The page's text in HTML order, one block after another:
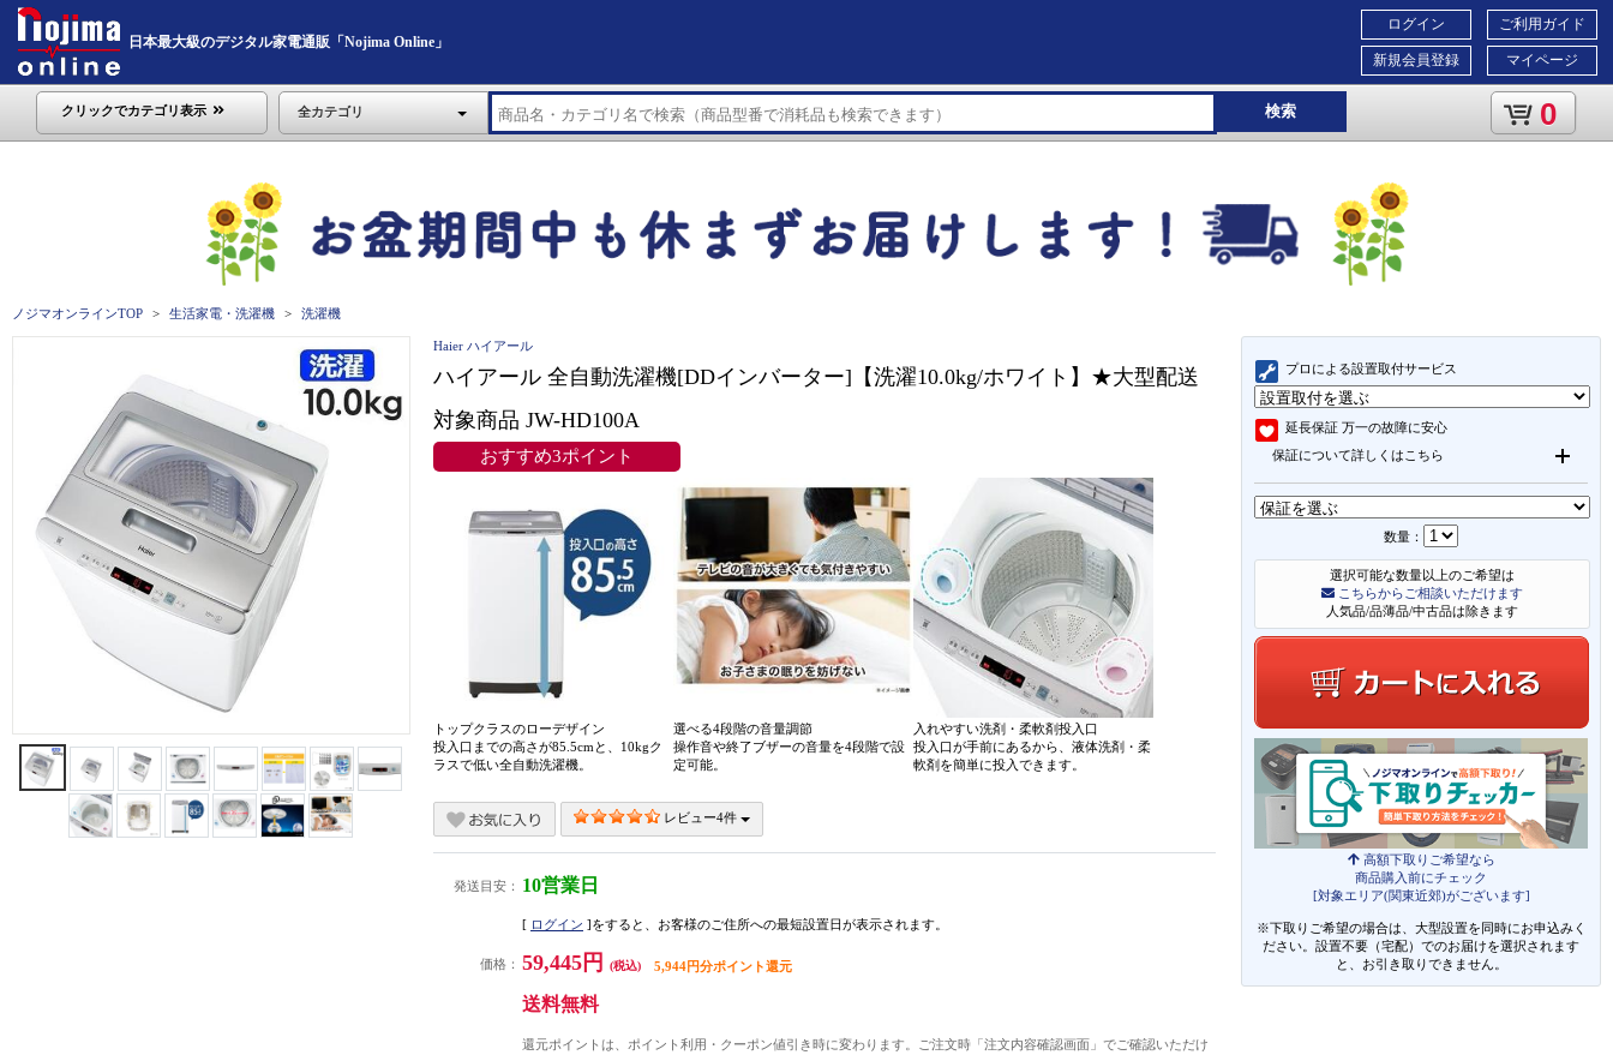
日本最大級のデジタル家電通販「Nojima Online」
ご利用ガイド
マイページ
ログイン
新規会員登録
クリックでカテゴリ表示 全カテゴリ 検索 0
ノジマオンラインTOP 生活家電・洗濯機 洗濯機
プロによる設置取付サービス
延長保証 万一の故障に安心
保証について詳しくはこちら
数量：
選択可能な数量以上のご希望は
こちらからご相談いただけます
人気品/品薄品/中古品は除きます
高額下取りご希望なら
商品購入前にチェック
[対象エリア(関東近郊)がございます]
※下取りご希望の場合は、大型設置を同時にお申込みく
ださい。設置不要（宅配）でのお届けを選択されます
と、お引き取りできません。
Haier ハイアール
ハイアール 全自動洗濯機[DDインバーター]【洗濯10.0kg/ホワイト】★大型配送
対象商品 JW-HD100A
おすすめ3ポイント
トップクラスのローデザイン
投入口までの高さが85.5cmと、10kgク
ラスで低い全自動洗濯機。
選べる4段階の音量調節
操作音や終了ブザーの音量を4段階で設
定可能。
入れやすい洗剤・柔軟剤投入口
投入口が手前にあるから、液体洗剤・柔
軟剤を簡単に投入できます。
レビュー4件
発送目安： 10営業日
[ ログイン ]をすると、お客様のご住所への最短設置日が表示されます。
価格： 59,445円 (税込) 5,944円分ポイント還元
送料無料
還元ポイントは、ポイント利用・クーポン値引き時に変わります。ご注文時「注文内容確認画面」でご確認いただけ